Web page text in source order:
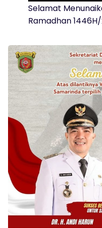
Selamat
Ramadhan